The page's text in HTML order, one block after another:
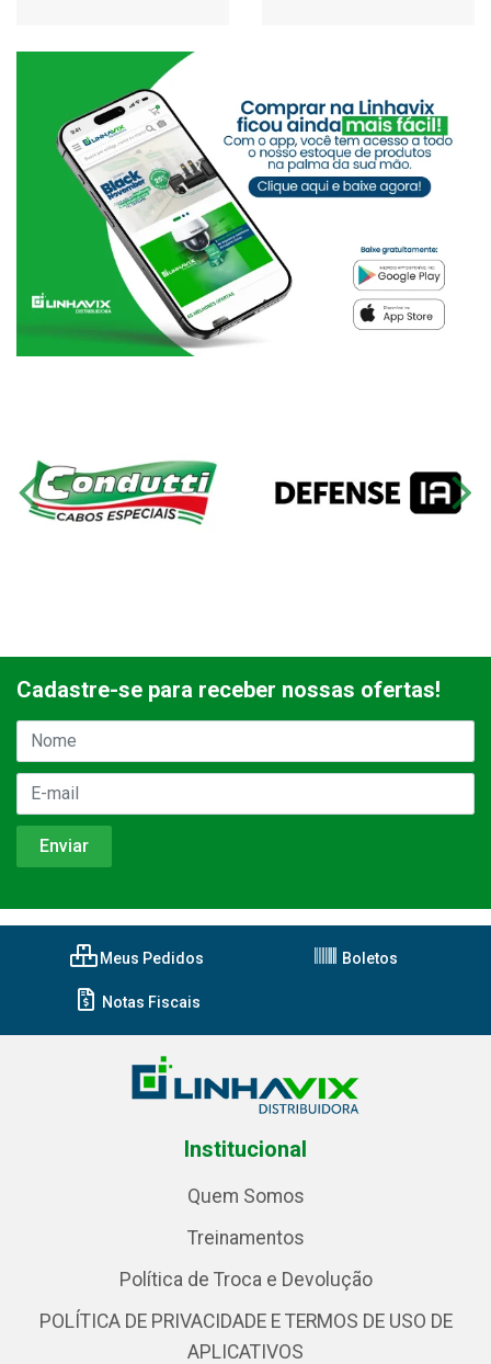
Cadastre-se para receber nossas ofertas!
Meus Pedidos Boletos
Notas Fiscais
Institucional
Quem Somos
Treinamentos
Política de Troca e Devolução
POLÍTICA DE PRIVACIDADE E TERMOS DE USO DE
APLICATIVOS